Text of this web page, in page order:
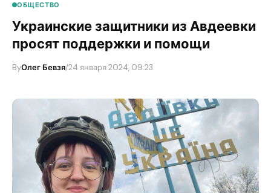
ОБЩЕСТВО
Украинские защитники из Авдеевки
просят поддержки и помощи
ByОлег Бевзя/24 января 2024, 09:23